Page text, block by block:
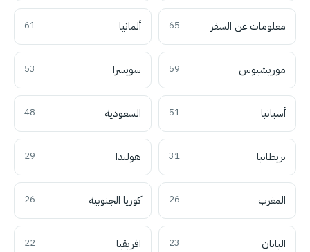
معلومات عن السفر 65 ألمانيا 61
موريشيوس 59 سويسرا 53
أسبانيا 51 السعودية 48
بريطانيا 31 هولندا 29
المغرب 26 كوريا الجنوبية 26
اليابان 23 افريقيا 22